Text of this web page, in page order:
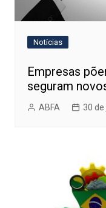
Notícias
Empresas
seguram
ABFA 30